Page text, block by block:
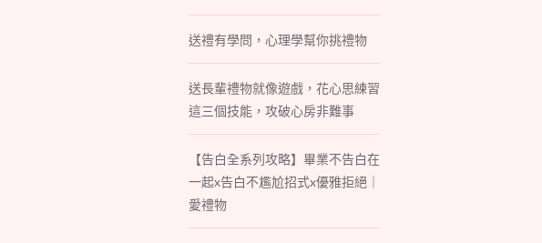
送禮有學問，心理學幫你挑禮物
送長輩禮物就像遊戲，花心思練習
這三個技能，攻破心房非難事
【告白全系列攻略】畢業不告白在
一起x告白不尷尬招式x優雅拒絕｜
愛禮物